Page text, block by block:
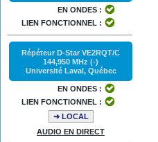
EN ONDES :
LIEN FONCTIONNEL :
Répéteur D-Star VE2RQT/C
144,950 MHz (-)
Université Laval, Québec
EN ONDES :
LIEN FONCTIONNEL :
➜ LOCAL
AUDIO EN DIRECT